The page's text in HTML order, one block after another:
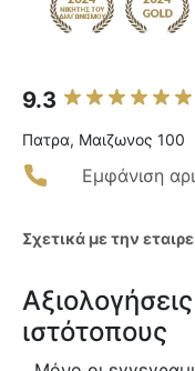
9.3
Πατρα, Μαιζωνος 100
Εμφάνιση
Σχετικά με την
ιστότοπους